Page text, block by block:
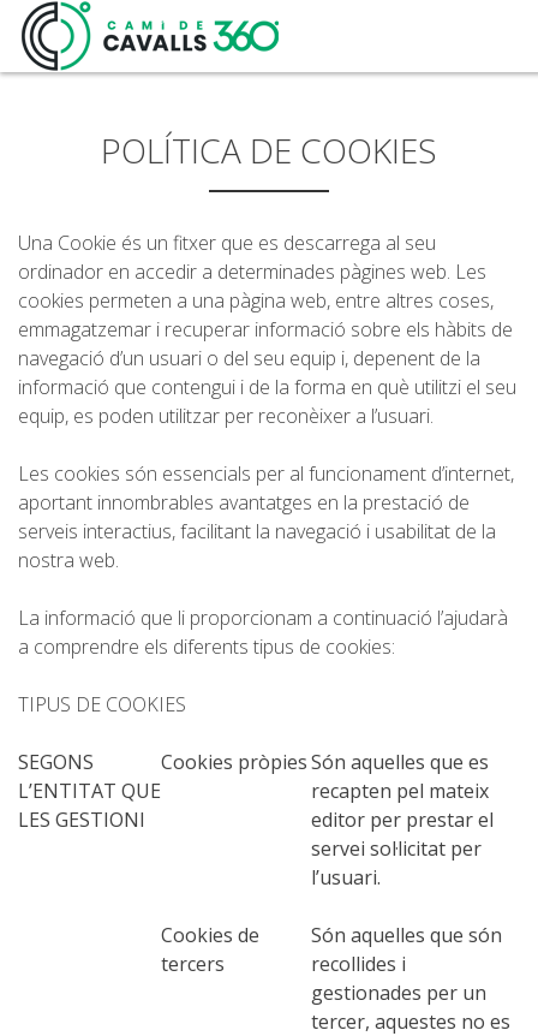
MENORCA
UN CAMÍ AMB HISTÒRIA
RECORREGUT DE 360º
SENDERISME
13 ETAPES
10 ETAPES
8 ETAPES
POLÍTICA DE COOKIES
Una Cookie és un fitxer que es descarrega al seu
ordinador en accedir a determinades pàgines web. Les
cookies permeten a una pàgina web, entre altres coses,
emmagatzemar i recuperar informació sobre els hàbits de
navegació d’un usuari o del seu equip i, depenent de la
informació que contengui i de la forma en què utilitzi el seu
equip, es poden utilitzar per reconèixer a l’usuari.
Les cookies són essencials per al funcionament d’internet,
aportant innombrables avantatges en la prestació de
serveis interactius, facilitant la navegació i usabilitat de la
nostra web.
La informació que li proporcionam a continuació l’ajudarà
a comprendre els diferents tipus de cookies:
TIPUS DE COOKIES
SEGONS
L’ENTITAT QUE
LES GESTIONI
Cookies pròpiesSón aquelles que es
recapten pel mateix
editor per prestar el
servei sol·licitat per
l’usuari.
Cookies de
tercers
Són aquelles que són
recollides i
gestionades per un
tercer, aquestes no es